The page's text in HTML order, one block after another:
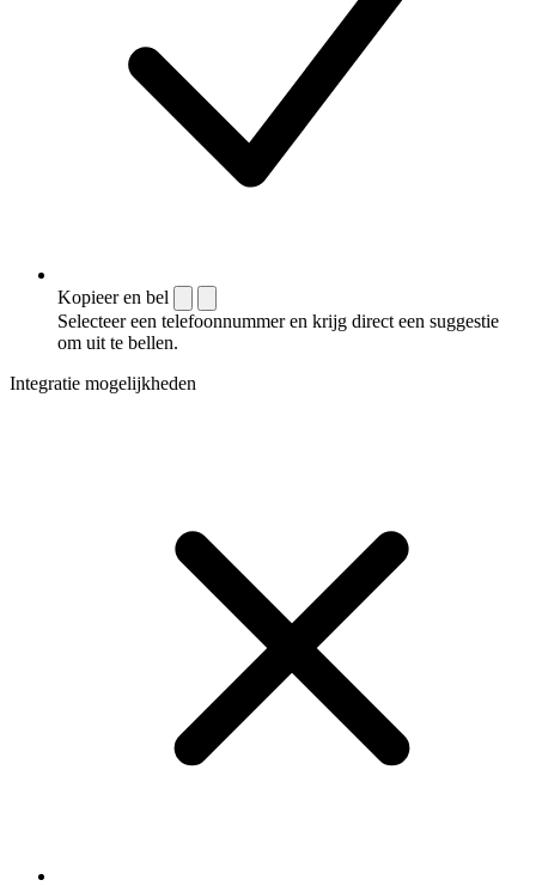
Kopieer en bel
Selecteer een telefoonnummer en krijg direct een suggestie
om uit te bellen.
Integratie mogelijkheden